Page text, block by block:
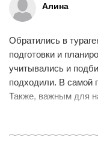
Алина
Обратились в
подготовки и
учитывались и
подходили. В самой
Также, важным для
менеджером как на
причин искать